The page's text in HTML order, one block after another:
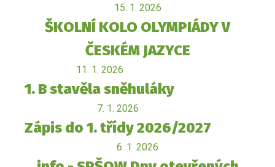
15. 1. 2026
ŠKOLNÍ KOLO OLYMPIÁDY V
ČESKÉM JAZYCE
11. 1. 2026
1. B stavěla sněhuláky
7. 1. 2026
Zápis do 1. třídy 2026/2027
6. 1. 2026